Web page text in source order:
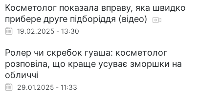
Косметолог показала вправу, яка швидко
прибере друге підборіддя (відео)
19.02.2025 - 13:30
Ролер чи скребок гуаша: косметолог
розповіла, що краще усуває зморшки на
обличчі
29.01.2025 - 11:33